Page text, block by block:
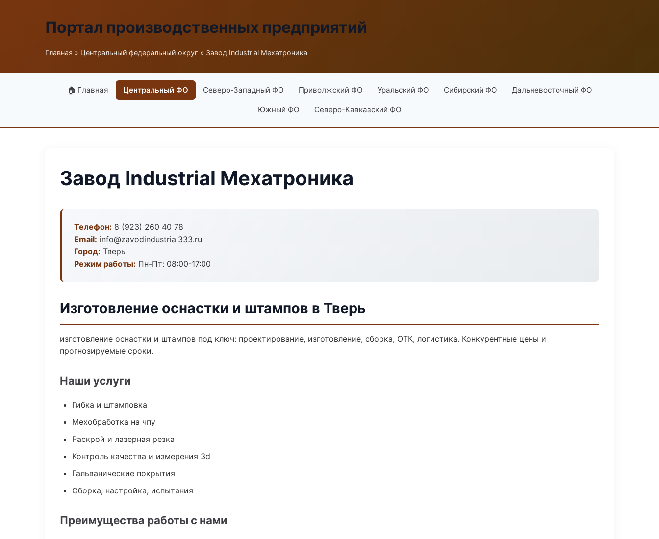
Портал производственных предприятий
Главная » Центральный федеральный округ » Завод Industrial Мехатроника
🏠 Главная Центральный ФО Северо-Западный ФО Приволжский ФО Уральский ФО Сибирский ФО Дальневосточный ФО
Южный ФО Северо-Кавказский ФО
Завод Industrial Мехатроника
Телефон: 8 (923) 260 40 78
Email: info@zavodindustrial333.ru
Город: Тверь
Режим работы: Пн-Пт: 08:00-17:00
Изготовление оснастки и штампов в Тверь
изготовление оснастки и штампов под ключ: проектирование, изготовление, сборка, ОТК, логистика. Конкурентные цены и
прогнозируемые сроки.
Наши услуги
Гибка и штамповка
Мехобработка на чпу
Раскрой и лазерная резка
Контроль качества и измерения 3d
Гальванические покрытия
Сборка, настройка, испытания
Преимущества работы с нами